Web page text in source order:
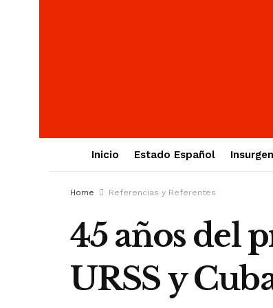
Inicio Estado Español
Home Referencias y Referentes
45 años del
URSS y